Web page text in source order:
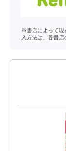
※書店によって現
入方法は、各書店